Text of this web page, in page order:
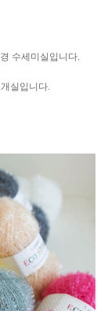
수세미실입니다.
실입니다.